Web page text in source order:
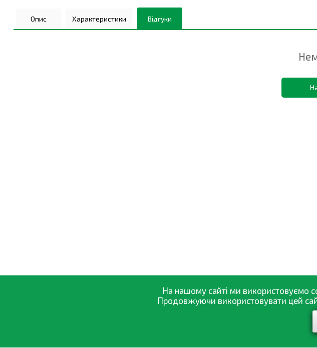
Опис Характеристики Відгуки
На нашому сайті ми використовуємо
Продовжуючи використовувати цей